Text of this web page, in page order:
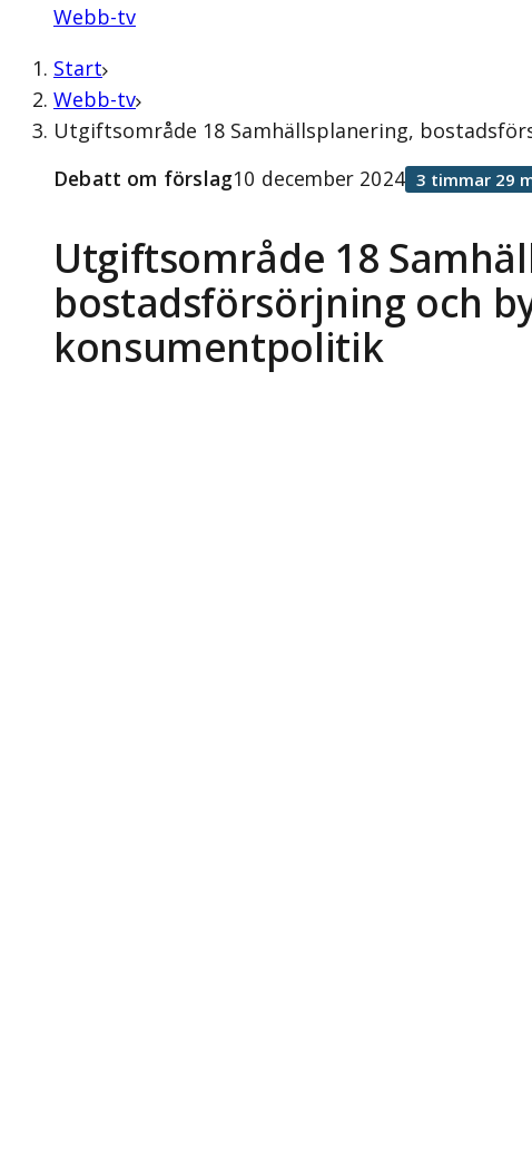
Webb-tv
Start
Webb-tv
Utgiftsområde 18 Samhällsplanering,
Utgiftsområde 18
bostadsförsörjning och
konsumentpolitik
Debatt om förslag10 december 2024 3 timmar 29